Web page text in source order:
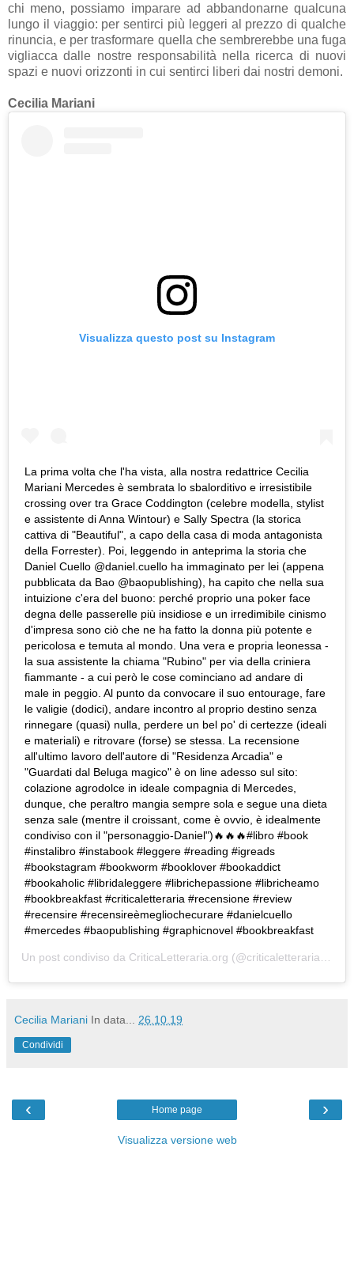
chi meno, possiamo imparare ad abbandonarne qualcuna
lungo il viaggio: per sentirci più leggeri al prezzo di qualche
rinuncia, e per trasformare quella che sembrerebbe una fuga
vigliacca dalle nostre responsabilità nella ricerca di nuovi
spazi e nuovi orizzonti in cui sentirci liberi dai nostri demoni.
Cecilia Mariani
Visualizza questo post su Instagram
La prima volta che l'ha vista, alla nostra redattrice Cecilia
Mariani Mercedes è sembrata lo sbalorditivo e irresistibile
crossing over tra Grace Coddington (celebre modella, stylist
e assistente di Anna Wintour) e Sally Spectra (la storica
cattiva di "Beautiful", a capo della casa di moda antagonista
della Forrester). Poi, leggendo in anteprima la storia che
Daniel Cuello @daniel.cuello ha immaginato per lei (appena
pubblicata da Bao @baopublishing), ha capito che nella sua
intuizione c'era del buono: perché proprio una poker face
degna delle passerelle più insidiose e un irredimibile cinismo
d'impresa sono ciò che ne ha fatto la donna più potente e
pericolosa e temuta al mondo. Una vera e propria leonessa -
la sua assistente la chiama "Rubino" per via della criniera
fiammante - a cui però le cose cominciano ad andare di
male in peggio. Al punto da convocare il suo entourage, fare
le valigie (dodici), andare incontro al proprio destino senza
rinnegare (quasi) nulla, perdere un bel po' di certezze (ideali
e materiali) e ritrovare (forse) se stessa. La recensione
all'ultimo lavoro dell'autore di "Residenza Arcadia" e
"Guardati dal Beluga magico" è on line adesso sul sito:
colazione agrodolce in ideale compagnia di Mercedes,
dunque, che peraltro mangia sempre sola e segue una dieta
senza sale (mentre il croissant, come è ovvio, è idealmente
condiviso con il "personaggio-Daniel")🔥🔥🔥#libro #book
#instalibro #instabook #leggere #reading #igreads
#bookstagram #bookworm #booklover #bookaddict
#bookaholic #libridaleggere #librichepassione #libricheamo
#bookbreakfast #criticaletteraria #recensione #review
#recensire #recensireèmegliochecurare #danielcuello
#mercedes #baopublishing #graphicnovel #bookbreakfast
Un post condiviso da CriticaLetteraria.org (@criticaletteraria) in data:
Cecilia Mariani In data... 26.10.19
Condividi
‹ ›
Home page
Visualizza versione web